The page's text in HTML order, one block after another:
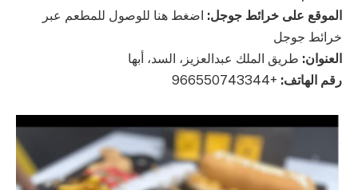
الموقع على خرائط جوجل: اضغط هنا للوصول للمطعم عبر
خرائط جوجل
العنوان: طريق الملك عبدالعزيز، السد، أبها
رقم الهاتف: +966550743344